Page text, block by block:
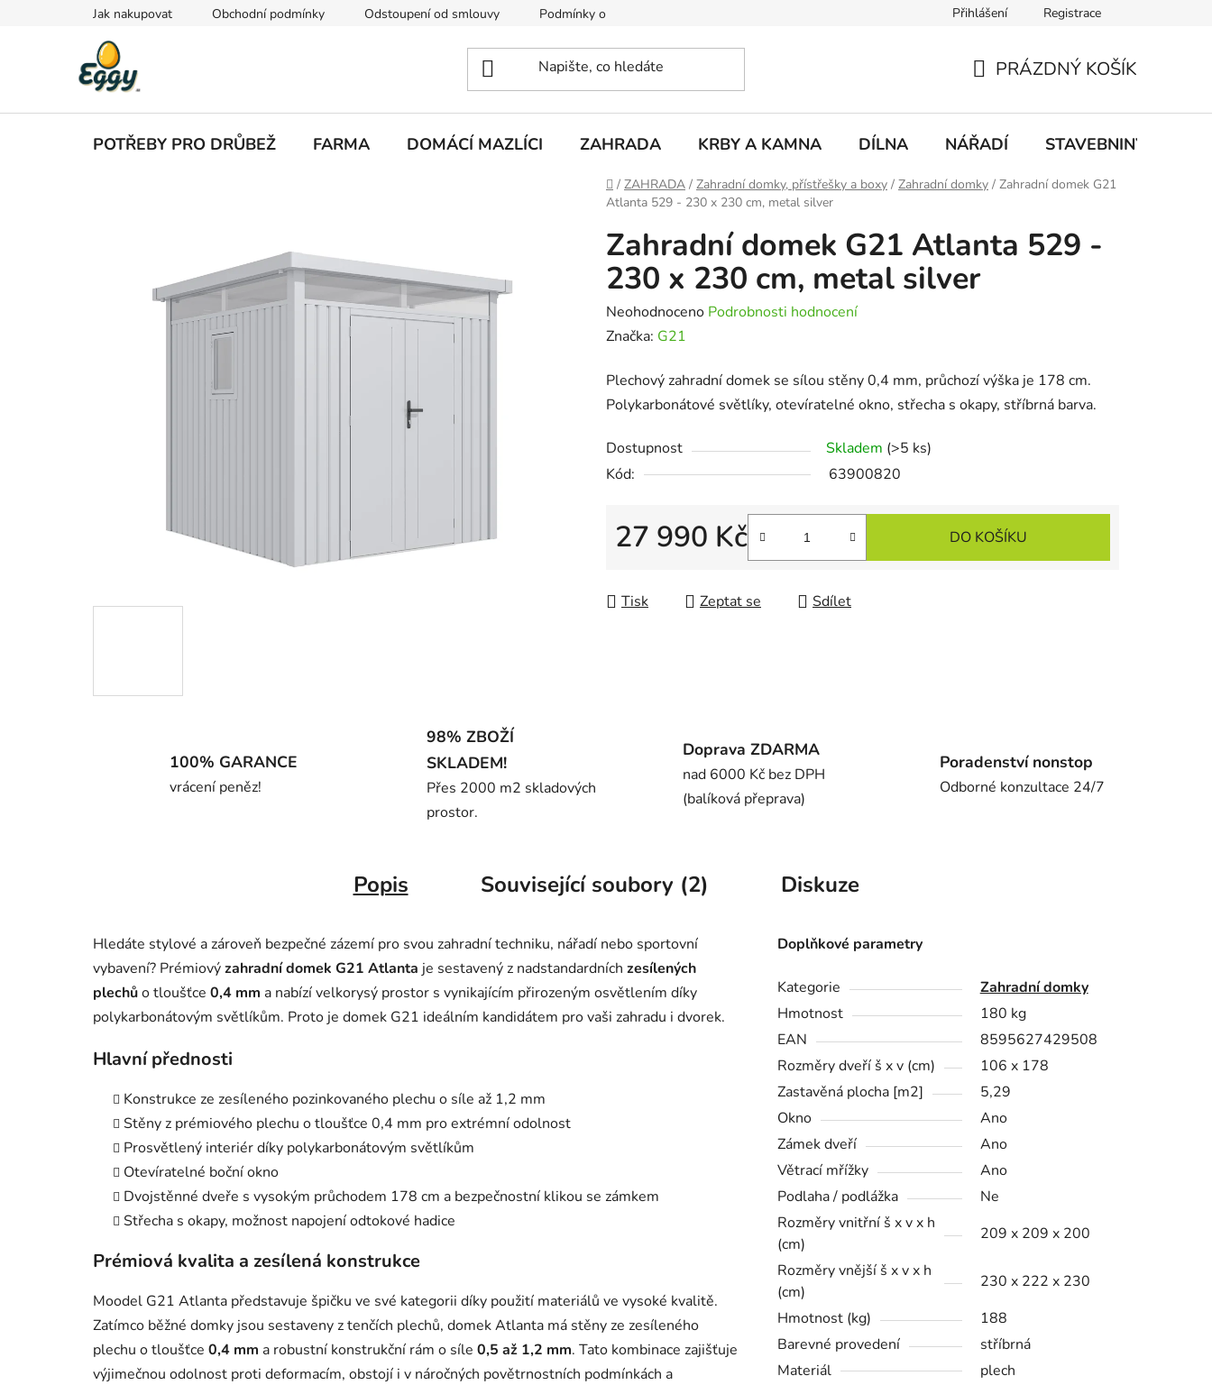
Jak nakupovat Obchodní podmínky Odstoupení od smlouvy Podmínky ochrany osobních údajů Doprava a platbaPřihlášení Registrace
KOŠÍK
PRÁZDNÝ KOŠÍK
POTŘEBY PRO DRŮBEŽ FARMA DOMÁCÍ MAZLÍCI ZAHRADA KRBY A KAMNA DÍLNA NÁŘADÍ STAVEBNINY
Domů
/ ZAHRADA / Zahradní domky, přístřešky a boxy / Zahradní domky / Zahradní domek G21
Atlanta 529 - 230 x 230 cm, metal silver
Zahradní domek G21 Atlanta 529 -
230 x 230 cm, metal silver
Průměrné
hodnocení
je
0,0
5
hvězdiček.
Neohodnoceno Podrobnosti hodnocení
Značka: G21
Plechový zahradní domek se sílou stěny 0,4 mm, průchozí výška je 178 cm.
Polykarbonátové světlíky, otevíratelné okno, střecha s okapy, stříbrná barva.
Dostupnost Skladem (>5 ks)
Kód:
63900820
27 990 Kč DO KOŠÍKU
Tisk Zeptat se Sdílet
100% GARANCE
vrácení peněz!
98% ZBOŽÍ
SKLADEM!
Přes 2000 m2 skladových
prostor.
Doprava ZDARMA
nad 6000 Kč bez DPH
(balíková přeprava)
Poradenství nonstop
Odborné konzultace 24/7
Popis Související soubory (2) Diskuze
Hledáte stylové a zároveň bezpečné zázemí pro svou zahradní techniku, nářadí nebo sportovní
vybavení? Prémiovýzahradní domek G21 Atlanta je sestavený z nadstandardních zesílených
plechůo tloušťce 0,4 mm a nabízí velkorysý prostor s vynikajícím přirozeným osvětlením díky
polykarbonátovým světlíkům. Proto je domek G21 ideálním kandidátem pro vaši zahradu i dvorek.
Hlavní přednosti
Konstrukce ze zesíleného pozinkovaného plechu o síle až 1,2 mm
Stěny z prémiového plechu o tloušťce 0,4 mm pro extrémní odolnost
Prosvětlený interiér díky polykarbonátovým světlíkům
Otevíratelné boční okno
Dvojstěnné dveře s vysokým průchodem 178 cm a bezpečnostní klikou se zámkem
Střecha s okapy, možnost napojení odtokové hadice
Prémiová kvalita a zesílená konstrukce
Moodel G21 Atlanta představuje špičku ve své kategorii díky použití materiálů ve vysoké kvalitě.
Zatímco běžné domky jsou sestaveny z tenčích plechů, domek Atlanta má stěny ze zesíleného
plechu o tloušťce 0,4 mm a robustní konstrukční rám o síle 0,5 až 1,2 mm. Tato kombinace zajišťuje
výjimečnou odolnost proti deformacím, obstojí i v náročných povětrnostních podmínkách a
Doplňkové parametry
Kategorie
Zahradní domky
Hmotnost
180 kg
EAN
8595627429508
Rozměry dveří š x v (cm)
106 x 178
Zastavěná plocha [m2]
5,29
Okno
Ano
Zámek dveří
Ano
Větrací mřížky
Ano
Podlaha / podlážka
Ne
Rozměry vnitřní š x v x h
(cm)
209 x 209 x 200
Rozměry vnější š x v x h
(cm)
230 x 222 x 230
Hmotnost (kg)
188
Barevné provedení
stříbrná
Materiál
plech